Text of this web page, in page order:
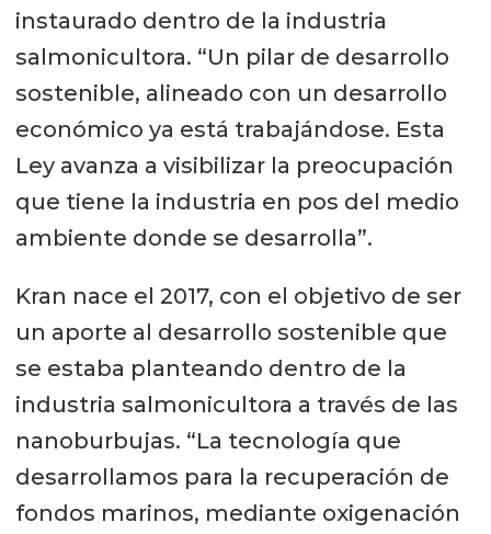
instaurado dentro de la industria
salmonicultora. “Un pilar de desarrollo
sostenible, alineado con un desarrollo
económico ya está trabajándose. Esta
Ley avanza a visibilizar la preocupación
que tiene la industria en pos del medio
ambiente donde se desarrolla”.
Kran nace el 2017, con el objetivo de ser
un aporte al desarrollo sostenible que
se estaba planteando dentro de la
industria salmonicultora a través de las
nanoburbujas. “La tecnología que
desarrollamos para la recuperación de
fondos marinos, mediante oxigenación